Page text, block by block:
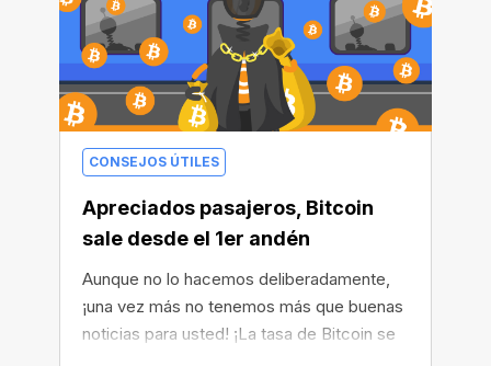
mucho más asequible y fácil que pedir
pizza!
CONSEJOS ÚTILES
Apreciados pasajeros, Bitcoin
sale desde el 1er andén
Aunque no lo hacemos deliberadamente,
¡una vez más no tenemos más que buenas
noticias para usted! ¡La tasa de Bitcoin se